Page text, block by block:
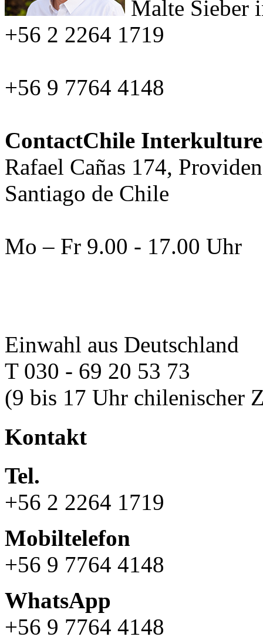
Malte Sieber
+56 2 2264 1719
+56 9 7764 4148
ContactChile
Rafael Cañas 174,
Santiago de Chile
Mo – Fr 9.00 - 17.00 Uhr
Einwahl aus Deutschland
T 030 - 69 20 53 73
(9 bis 17 Uhr chilenischer
Kontakt
Tel.
+56 2 2264 1719
Mobiltelefon
+56 9 7764 4148
WhatsApp
+56 9 7764 4148